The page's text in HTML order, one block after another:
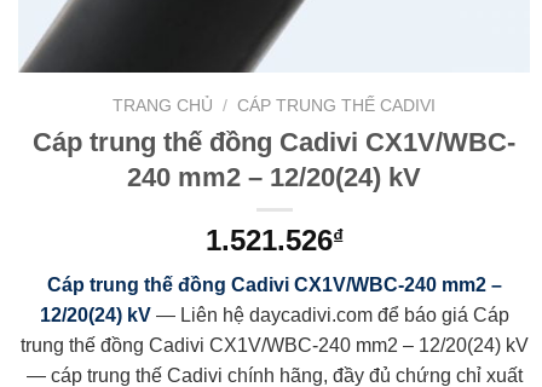
TRANG CHỦ / CÁP TRUNG THẾ CADIVI
Cáp trung thế đồng Cadivi CX1V/WBC-
240 mm2 – 12/20(24) kV
1.521.526₫
Cáp trung thế đồng Cadivi CX1V/WBC-240 mm2 –
12/20(24) kV— Liên hệ daycadivi.com để báo giá Cáp
trung thế đồng Cadivi CX1V/WBC-240 mm2 – 12/20(24) kV
— cáp trung thế Cadivi chính hãng, đầy đủ chứng chỉ xuất